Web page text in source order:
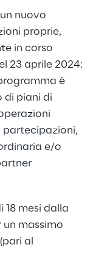
nuovo
proprie,
in corso
23 aprile 2024:
è
di piani di
partecipazioni,
e/o
18 mesi dalla
massimo
al